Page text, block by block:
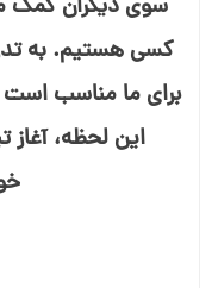
سوی دیگران کمک
کسی هستیم. به
برای ما مناسب
این لحظه،